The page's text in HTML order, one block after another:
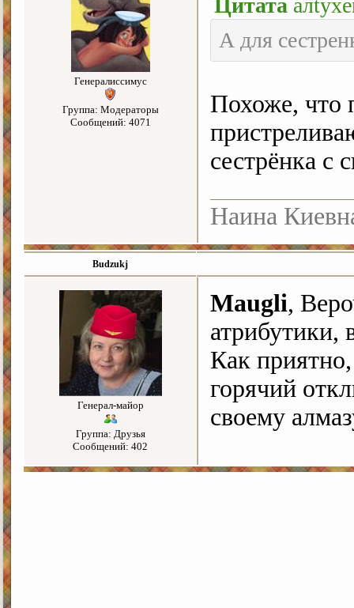
Генералиссимус
Группа: Модераторы
Сообщений: 4071
Цитата
А для
Похоже, что
сестрёнка с
Наина
Budzukj
Генерал-майор
Группа: Друзья
Сообщений: 402
Maugli,
атрибутики,
Как
горячий
своему